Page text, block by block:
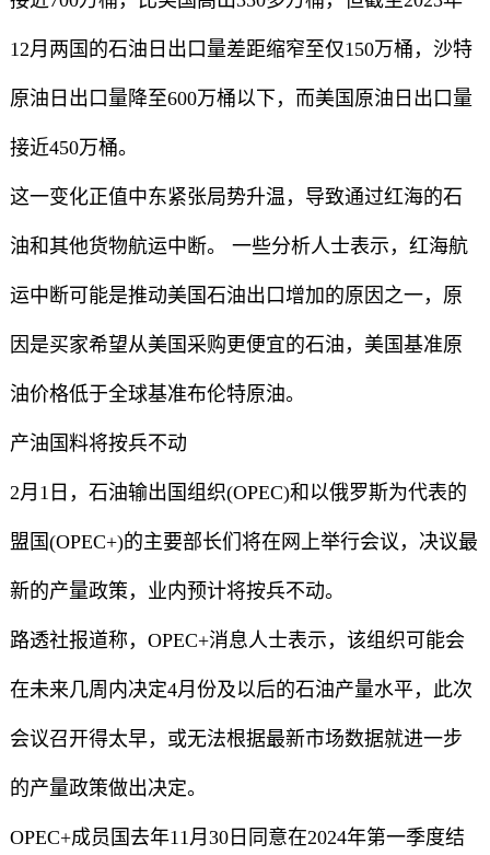
12月两国的石油日出口量差距缩窄至仅150万桶，沙特
原油日出口量降至600万桶以下，而美国原油日出口量
接近450万桶。
这一变化正值中东紧张局势升温，导致通过红海的石
油和其他货物航运中断。 一些分析人士表示，红海航
运中断可能是推动美国石油出口增加的原因之一，原
因是买家希望从美国采购更便宜的石油，美国基准原
油价格低于全球基准布伦特原油。
产油国料将按兵不动
2月1日，石油输出国组织(OPEC)和以俄罗斯为代表的
盟国(OPEC+)的主要部长们将在网上举行会议，决议最
新的产量政策，业内预计将按兵不动。
路透社报道称，OPEC+消息人士表示，该组织可能会
在未来几周内决定4月份及以后的石油产量水平，此次
会议召开得太早，或无法根据最新市场数据就进一步
的产量政策做出决定。
OPEC+成员国去年11月30日同意在2024年第一季度结